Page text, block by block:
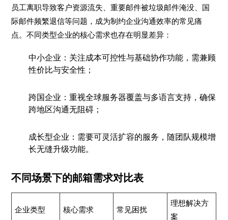
员工离职导致客户资源流失、重要邮件被垃圾邮件淹没、国
际邮件频繁退信等问题，成为制约企业沟通效率的常见痛
点。不同类型企业的核心需求也存在明显差异：
中小企业 ：关注成本可控性与基础协作功能，需兼顾
性价比与安全性；
跨国企业 ：重视全球服务器覆盖与多语言支持，确保
跨地区沟通无阻碍；
成长型企业 ：需要可灵活扩容的服务，随团队规模增
长无缝升级功能。
不同场景下的邮箱需求对比表
企业类型 核心需求 常见困扰
理想解决方
案